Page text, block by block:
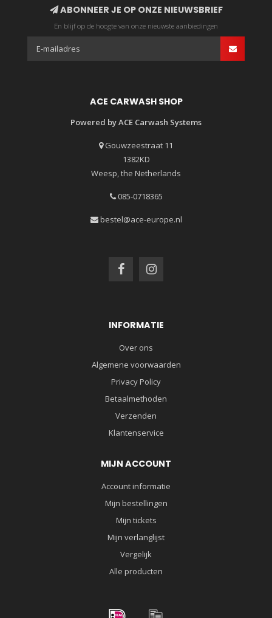
ABONNEER JE OP ONZE NIEUWSBRIEF
En blijf op de hoogte van onze nieuwste aanbiedingen
ACE CARWASH SHOP
Powered by ACE Carwash Systems
Gouwzeestraat 11
1382KD
Weesp, the Netherlands
085-0718365
bestel@ace-europe.nl
INFORMATIE
Over ons
Algemene voorwaarden
Privacy Policy
Betaalmethoden
Verzenden
Klantenservice
MIJN ACCOUNT
Account informatie
Mijn bestellingen
Mijn tickets
Mijn verlanglijst
Vergelijk
Alle producten